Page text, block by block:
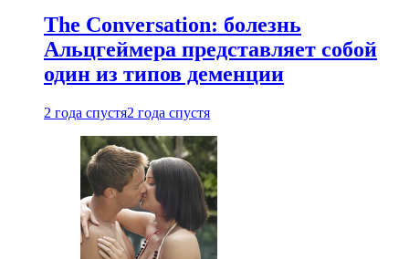
The Conversation: болезнь
Альцгеймера представляет собой
один из типов деменции
2 года спустя2 года спустя